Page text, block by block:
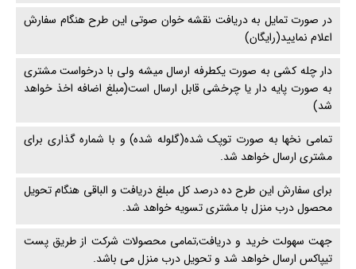
در صورت تمایل به دریافت نقشه خوان صوتی این طرح هنگام سفارش
اعلام نمایید(رایگان)
دار چله کشی به صورت یکطرفه ارسال میشه ولی با درخواست مشتری
به صورت پایه دار یا چرخشی قابل ارسال است(مبلغ اضافه اخذ خواهد
شد)
تمامی نخها به صورت توپک شده(گلوله شده) و با شماره گذاری برای
مشتری ارسال خواهد شد.
برای سفارش این طرح ده درصد کل مبلغ دریافت و الباقی هنگام تحویل
محصول درب منزل با مشتری تسویه خواهد شد.
جهت سهولت خرید و دریافت,تمامی محصولات شرکت از طریق پست
تیپاکس ارسال خواهد شد و تحویل درب منزل می باشد.